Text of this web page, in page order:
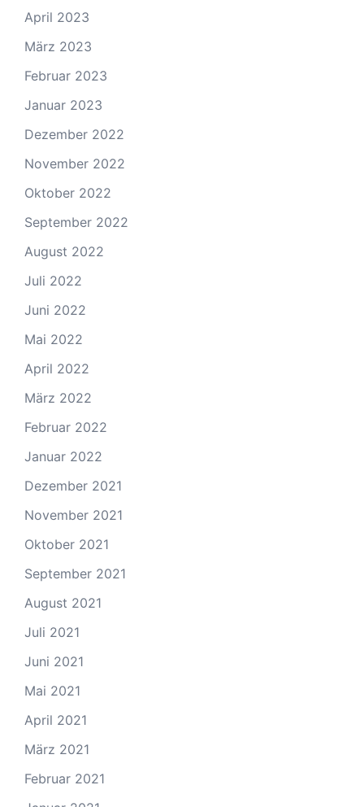
April 2023
März 2023
Februar 2023
Januar 2023
Dezember 2022
November 2022
Oktober 2022
September 2022
August 2022
Juli 2022
Juni 2022
Mai 2022
April 2022
März 2022
Februar 2022
Januar 2022
Dezember 2021
November 2021
Oktober 2021
September 2021
August 2021
Juli 2021
Juni 2021
Mai 2021
April 2021
März 2021
Februar 2021